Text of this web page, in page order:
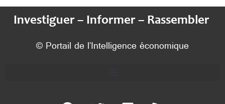
Investiguer – Informer – Rassembler
© Portail de l’Intelligence économique